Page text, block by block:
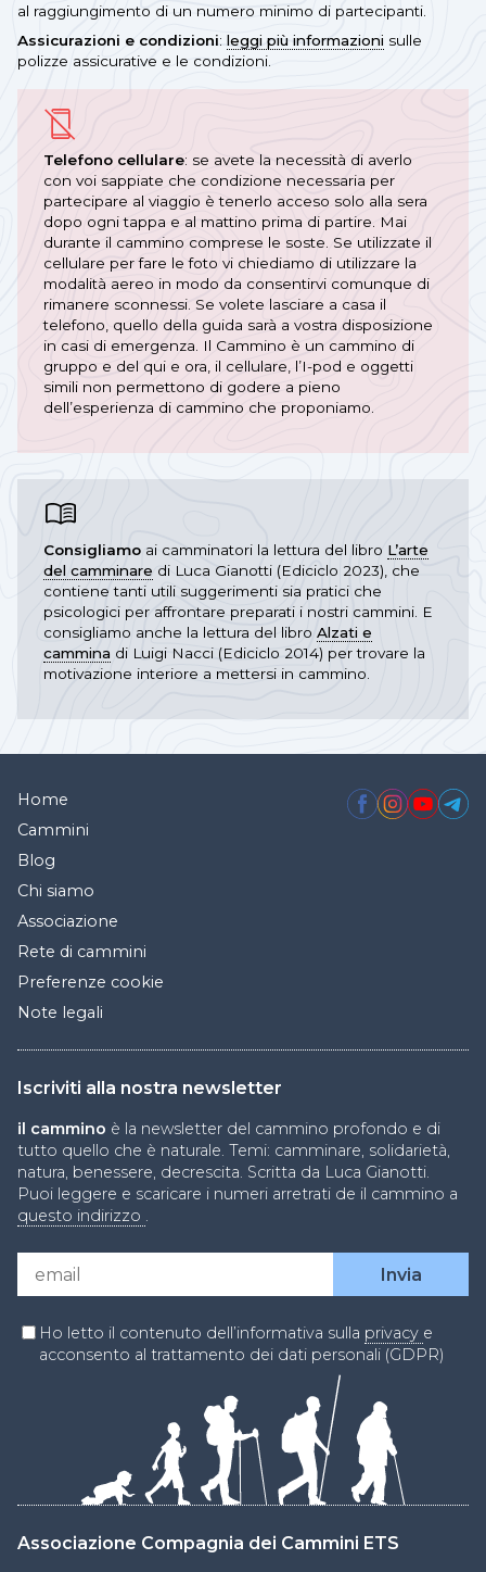
al raggiungimento di un numero minimo di partecipanti.
Assicurazioni e condizioni: leggi più informazioni sulle
polizze assicurative e le condizioni.
Telefono cellulare: se avete la necessità di averlo
con voi sappiate che condizione necessaria per
partecipare al viaggio è tenerlo acceso solo alla sera
dopo ogni tappa e al mattino prima di partire. Mai
durante il cammino comprese le soste. Se utilizzate il
cellulare per fare le foto vi chiediamo di utilizzare la
modalità aereo in modo da consentirvi comunque di
rimanere sconnessi. Se volete lasciare a casa il
telefono, quello della guida sarà a vostra disposizione
in casi di emergenza. Il Cammino è un cammino di
gruppo e del qui e ora, il cellulare, l’I-pod e oggetti
simili non permettono di godere a pieno
dell’esperienza di cammino che proponiamo.
Consigliamo ai camminatori la lettura del libro L’arte
del camminare di Luca Gianotti (Ediciclo 2023), che
contiene tanti utili suggerimenti sia pratici che
psicologici per affrontare preparati i nostri cammini. E
consigliamo anche la lettura del libro Alzati e
cammina di Luigi Nacci (Ediciclo 2014) per trovare la
motivazione interiore a mettersi in cammino.
Associazione Compagnia dei Cammini ETS
Home
Cammini
Blog
Chi siamo
Associazione
Rete di cammini
Preferenze cookie
Note legali
Iscriviti alla nostra newsletter
il cammino è la newsletter del cammino profondo e di
tutto quello che è naturale. Temi: camminare, solidarietà,
natura, benessere, decrescita. Scritta da Luca Gianotti.
Puoi leggere e scaricare i numeri arretrati de il cammino a
questo indirizzo .
Ho letto il contenuto dell’informativa sulla privacy e
acconsento al trattamento dei dati personali (GDPR)